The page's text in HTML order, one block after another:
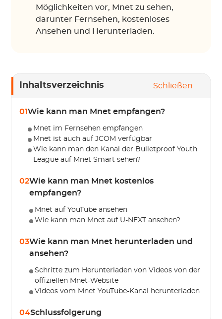
Möglichkeiten vor, Mnet zu sehen,
darunter Fernsehen, kostenloses
Ansehen und Herunterladen.
Inhaltsverzeichnis Schließen
01Wie kann man Mnet empfangen?
Mnet im Fernsehen empfangen
Mnet ist auch auf JCOM verfügbar
Wie kann man den Kanal der Bulletproof Youth
League auf Mnet Smart sehen?
02Wie kann man Mnet kostenlos
empfangen?
Mnet auf YouTube ansehen
Wie kann man Mnet auf U-NEXT ansehen?
03Wie kann man Mnet herunterladen und
ansehen?
Schritte zum Herunterladen von Videos von der
offiziellen Mnet-Website
Videos vom Mnet YouTube-Kanal herunterladen
04Schlussfolgerung